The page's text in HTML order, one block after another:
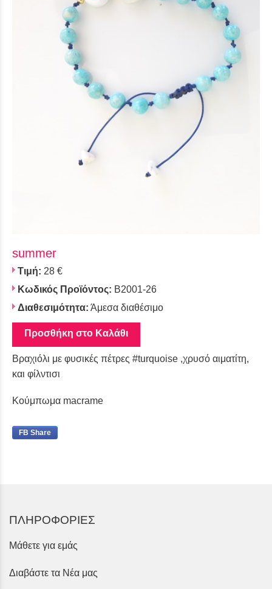
summer
Τιμή: 28 €
Κωδικός Προϊόντος: Β2001-26
Διαθεσιμότητα: Άμεσα διαθέσιμο
Προσθήκη στο Καλάθι
Βραχιόλι με φυσικές πέτρες #turquoise ,χρυσό αιματίτη,
και φίλντισι
Κούμπωμα macrame
FB Share
ΠΛΗΡΟΦΟΡΙΕΣ
Μάθετε για εμάς
Διαβάστε τα Νέα μας